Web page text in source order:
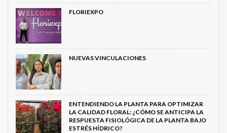
FLORIEXPO
NUEVAS VINCULACIONES
ENTENDIENDO LA PLANTA PARA OPTIMIZAR
LA CALIDAD FLORAL: ¿CÓMO SE ANTICIPA LA
RESPUESTA FISIOLÓGICA DE LA PLANTA BAJO
ESTRÉS HÍDRICO?